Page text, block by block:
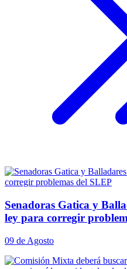
Senadoras Gatica y
ley para corregir
09 de Agosto